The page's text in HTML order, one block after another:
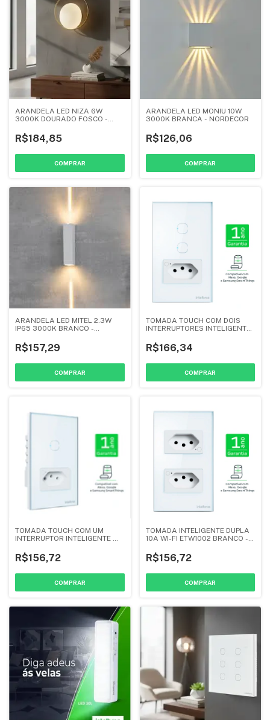
ARANDELA LED NIZA 6W
3000K DOURADO FOSCO -
R$184,85
ARANDELA LED MONIU 10W
3000K BRANCA - NORDECOR
R$126,06
ARANDELA LED MITEL 2.3W
IP65 3000K BRANCO -
R$157,29
TOMADA TOUCH COM DOIS
INTERRUPTORES INTELIGENTE
INTERBRAS
R$166,34
TOMADA TOUCH COM UM
INTERRUPTOR INTELIGENTE WI-
INTERBRAS
R$156,72
TOMADA INTELIGENTE DUPLA
10A WI-FI ETW1002 BRANCO -
R$156,72